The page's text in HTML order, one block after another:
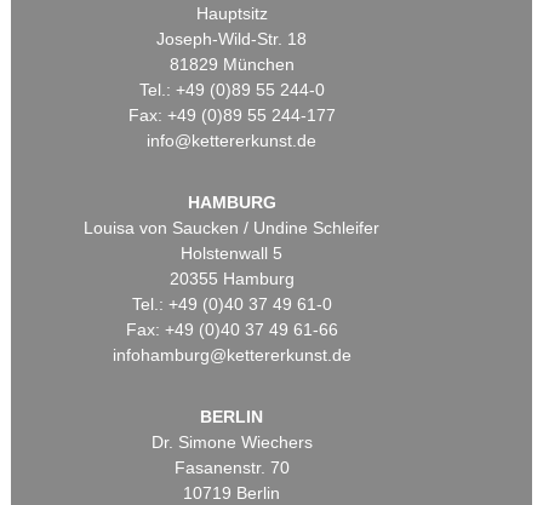
Hauptsitz
Joseph-Wild-Str. 18
81829 München
Tel.: +49 (0)89 55 244-0
Fax: +49 (0)89 55 244-177
info@kettererkunst.de
HAMBURG
Louisa von Saucken / Undine Schleifer
Holstenwall 5
20355 Hamburg
Tel.: +49 (0)40 37 49 61-0
Fax: +49 (0)40 37 49 61-66
infohamburg@kettererkunst.de
BERLIN
Dr. Simone Wiechers
Fasanenstr. 70
10719 Berlin